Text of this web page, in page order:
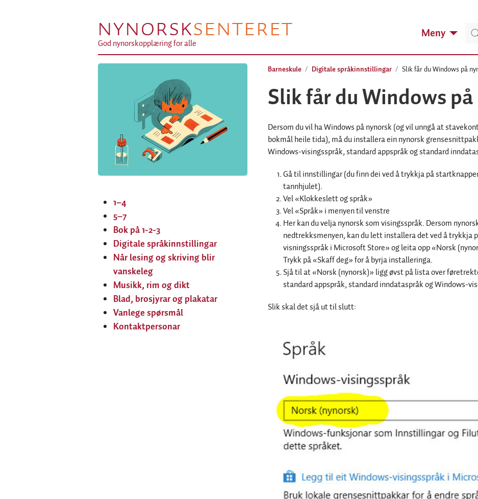
NYNORSKSENTERET
God nynorskopplæring for alle
Meny
1–4
5–7
Bok på 1-2-3
Digitale språkinnstillingar
Når lesing og skriving blir
vanskeleg
Musikk, rim og dikt
Blad, brosjyrar og plakatar
Vanlege spørsmål
Kontaktpersonar
Barneskule Digitale språkinnstillingar Slik får du Windows på
Slik får du Windows
Dersom du vil ha Windows på nynorsk (og vil unngå at
bokmål heile tida), må du installera ein nynorsk
Windows-visingsspråk, standard appspråk og standard
Gå til innstillingar (du finn dei ved å trykkja på
tannhjulet).
Vel «Klokkeslett og språk»
Vel «Språk» i menyen til venstre
Her kan du velja nynorsk som visingsspråk. Dersom
nedtrekksmenyen, kan du lett installera det ved å trykkja
visningsspråk i Microsoft Store» og leita opp «Norsk
Trykk på «Skaff deg» for å byrja installeringa.
Sjå til at «Norsk (nynorsk)» ligg øvst på lista over
standard appspråk, standard inndataspråk og Windows-
Slik skal det sjå ut til slutt: